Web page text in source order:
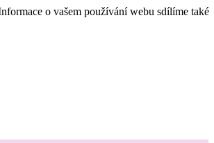
o vašem používání webu sdílíme také